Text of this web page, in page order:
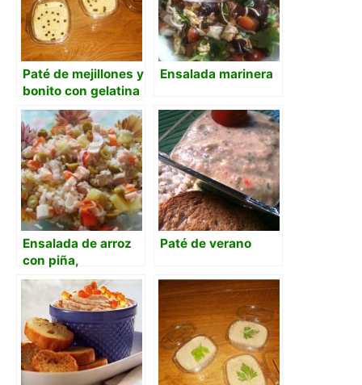
Paté de mejillones y
bonito con gelatina
(Thermomix)
Ensalada marinera
Ensalada de arroz
con piña,
langostinos y
mahonesa
Paté de verano